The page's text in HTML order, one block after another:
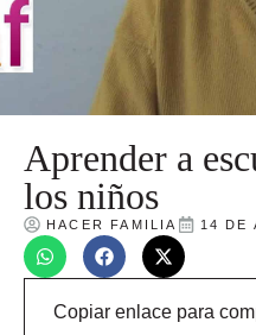
Aprender a
los niños
HACER FAMILIA 14 DE
Copiar enlace para